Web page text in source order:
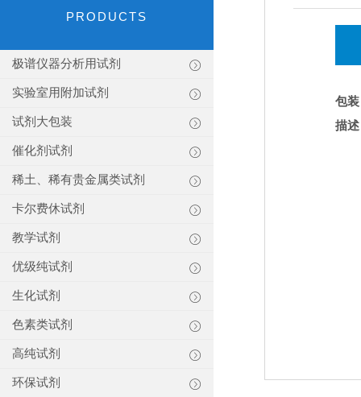
PRODUCTS
极谱仪器分析用试剂
实验室用附加试剂
试剂大包装
催化剂试剂
稀土、稀有贵金属类试剂
卡尔费休试剂
教学试剂
优级纯试剂
生化试剂
色素类试剂
高纯试剂
环保试剂
包
描